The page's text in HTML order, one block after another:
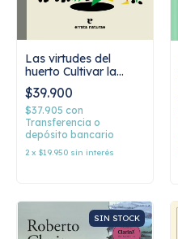
Las virtudes del
huerto Cultivar la
tierra es cultivar la
felicidad, Pia Pera
$39.900
$37.905 con
Transferencia o
depósito bancario
2 x $19.950 sin interés
SIN STOCK